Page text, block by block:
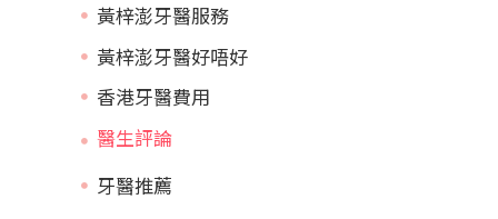
黃梓澎牙醫服務
黃梓澎牙醫好唔好
香港牙醫費用
牙醫推薦